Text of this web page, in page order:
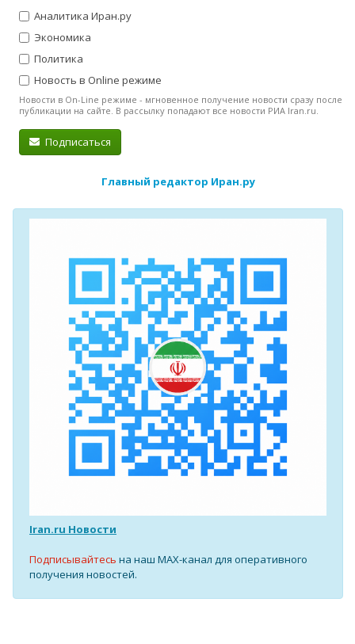
Аналитика Иран.ру
Экономика
Политика
Новость в Online режиме
Новости в On-Line режиме - мгновенное получение новости сразу после
публикации на сайте. В рассылку попадают все новости РИА Iran.ru.
Подписаться
Главный редактор Иран.ру
Iran.ru Новости
Подписывайтесь на наш MAX-канал для оперативного
получения новостей.